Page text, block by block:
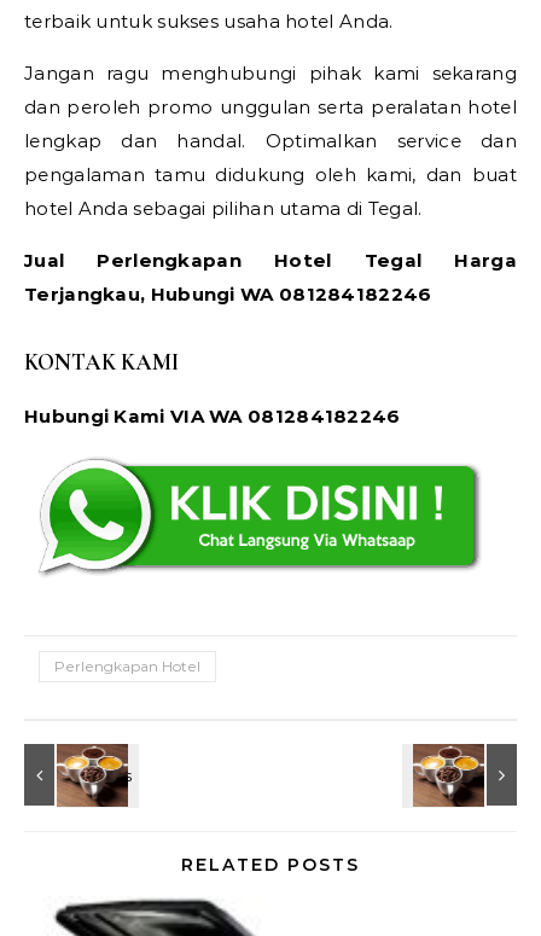
terbaik untuk sukses usaha hotel Anda.
Jangan ragu menghubungi pihak kami sekarang
dan peroleh promo unggulan serta peralatan hotel
lengkap dan handal. Optimalkan service dan
pengalaman tamu didukung oleh kami, dan buat
hotel Anda sebagai pilihan utama di Tegal.
Jual Perlengkapan Hotel Tegal Harga
Terjangkau, Hubungi WA 081284182246
KONTAK KAMI
Hubungi Kami VIA WA 081284182246
Perlengkapan Hotel
RELATED POSTS